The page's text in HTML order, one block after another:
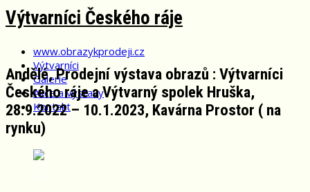
Skip
to
Výtvarníci Českého ráje
www.obrazykprodeji.cz
Výtvarníci
Galerie
Akce a výstavy
Kontakt
Andělé, Prodejní výstava obrazů : Výtvarníci
Českého ráje a Výtvarný spolek Hruška,
28.9.2022 – 10.1.2023, Kavárna Prostor ( na
rynku)